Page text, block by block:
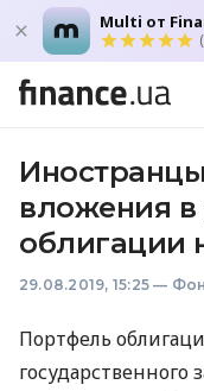
Multi от
вложения в
облигации
29.08.2019, 15:25 —
Портфель
государственного